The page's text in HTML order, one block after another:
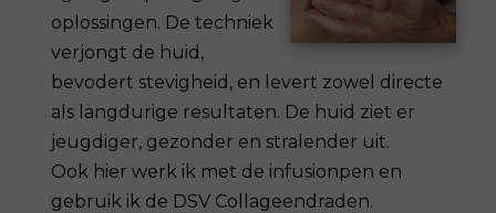
oplossingen. De techniek
verjongt de huid,
bevodert stevigheid, en levert zowel directe
als langdurige resultaten. De huid ziet er
jeugdiger, gezonder en stralender uit.
Ook hier werk ik met de infusionpen en
gebruik ik de DSV Collageendraden.